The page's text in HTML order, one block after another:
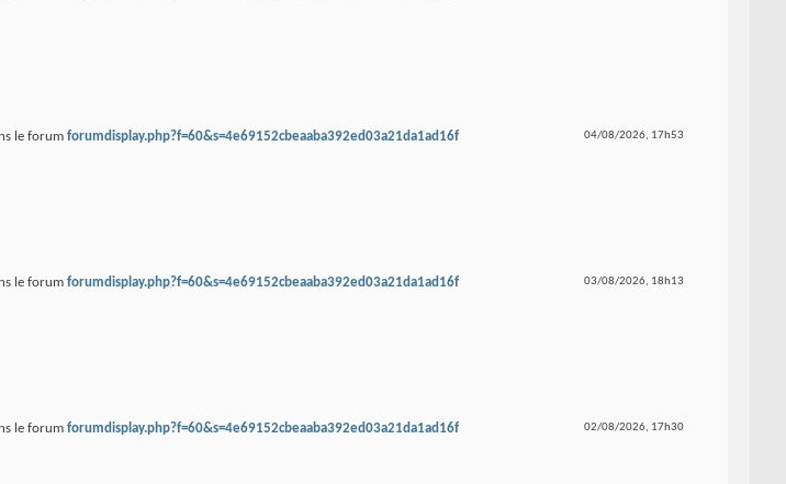
04/08/2026, 17h53
le forum forumdisplay.php?f=60&s=4e69152cbeaaba392ed03a21da1ad16f
03/08/2026, 18h13
le forum forumdisplay.php?f=60&s=4e69152cbeaaba392ed03a21da1ad16f
02/08/2026, 17h30
le forum forumdisplay.php?f=60&s=4e69152cbeaaba392ed03a21da1ad16f